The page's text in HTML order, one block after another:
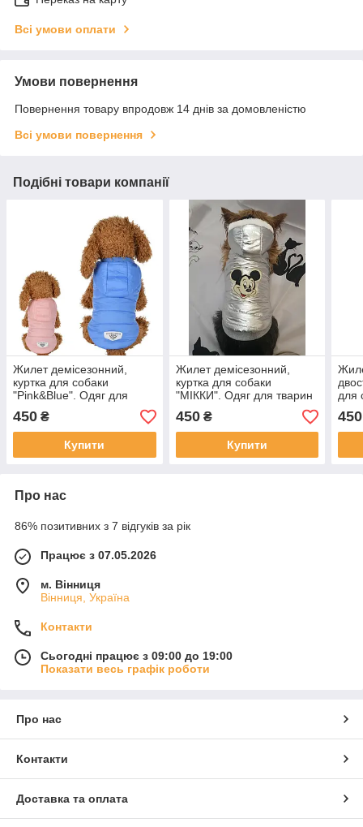
Всі умови оплати
Умови повернення
Повернення товару впродовж 14 днів за домовленістю
Всі умови повернення
Подібні товари компанії
Жилет демісезонний,
куртка для собаки
"Pink&Blue". Одяг для
тварин
450 ₴
Купити
Жилет демісезонний,
куртка для собаки
"МІККИ". Одяг для тварин
450₴
Купити
для
450
Про нас
86% позитивних з 7 відгуків за рік
Працює з 07.05.2026
м. Вінниця
Вінниця, Україна
Контакти
Сьогодні працює з 09:00 до 19:00
Показати весь графік роботи
Про нас
Контакти
Доставка та оплата